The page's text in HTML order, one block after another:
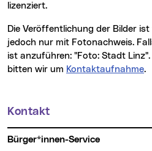
lizenziert.
Die Veröffentlichung der Bilder ist für Medien honorarfrei,
jedoch nur mit Fotonachweis.
ist anzuführen: "Foto: Stadt
bitten wir um Kontaktaufnahme.
Weitere Informationen
Kontakt
Bürger*innen-Service